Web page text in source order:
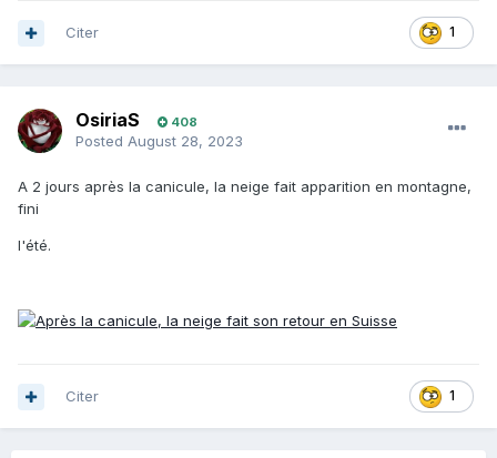
1
Citer
OsiriaS 408
Posted August 28, 2023
A 2 jours après la canicule, la neige fait apparition en montagne,
fini
l'été.
1
Citer